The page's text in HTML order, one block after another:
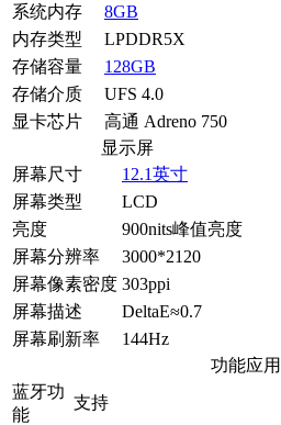
系统内存
8GB
内存类型
LPDDR5X
存储容量
128GB
存储介质
UFS 4.0
显卡芯片
高通 Adreno 750
显示屏
屏幕尺寸
12.1英寸
屏幕类型
LCD
亮度
900nits峰值亮度
屏幕分辨率
3000*2120
屏幕像素密度 303ppi
屏幕描述
DeltaE≈0.7
屏幕刷新率
144Hz
功能应用
蓝牙功
能
支持